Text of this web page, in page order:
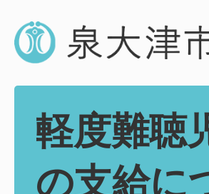
軽度難聴
の支給に